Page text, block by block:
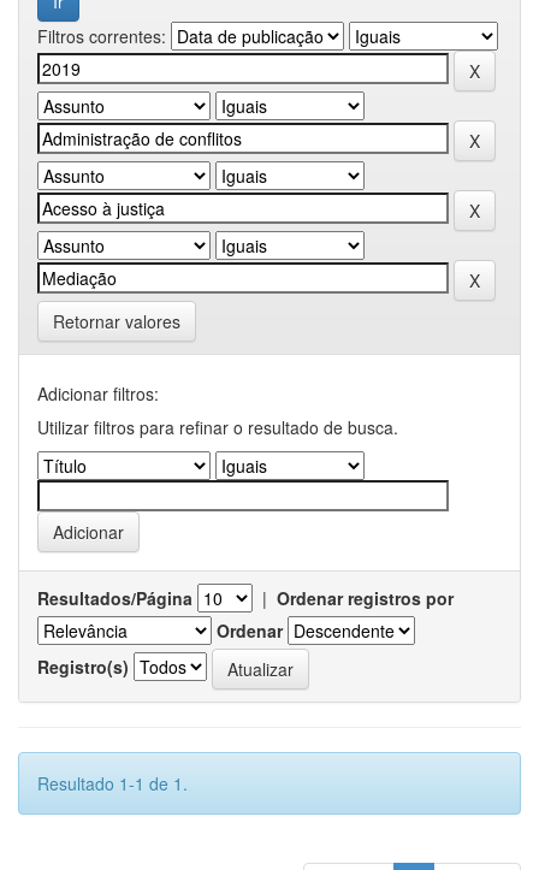
Filtros correntes:
Retornar valores
Adicionar filtros:
Utilizar filtros para refinar o resultado de busca.
Resultados/Página | Ordenar registros por
Ordenar
Registro(s)
Resultado 1-1 de 1.